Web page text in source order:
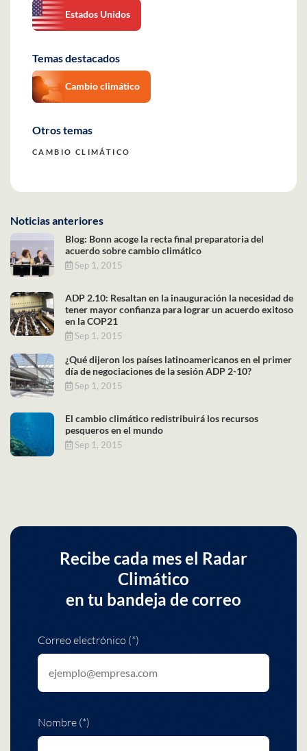
Estados Unidos
Temas destacados
Cambio climático
Otros temas
CAMBIO CLIMÁTICO
Noticias anteriores
Blog: Bonn acoge la recta final preparatoria del
acuerdo sobre cambio climático
Sep 1, 2015
ADP 2.10: Resaltan en la inauguración la necesidad de
tener mayor confianza para lograr un acuerdo exitoso
en la COP21
Sep 1, 2015
¿Qué dijeron los países latinoamericanos en el primer
día de negociaciones de la sesión ADP 2-10?
Sep 1, 2015
El cambio climático redistribuirá los recursos
pesqueros en el mundo
Sep 1, 2015
Recibe cada mes el Radar
Climático
en tu bandeja de correo
Correo electrónico (*)
Nombre (*)